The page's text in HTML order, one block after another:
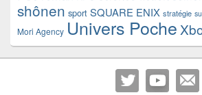
shônen sport SQUARE ENIX stratégie
Mori Agency Univers Poche